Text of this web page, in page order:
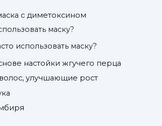
с диметоксином
маску?
использовать маску?
настойки жгучего перца
улучшающие рост